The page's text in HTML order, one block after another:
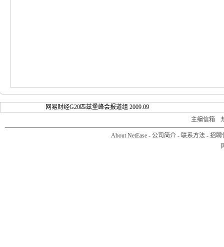
网易财经G20匹兹堡峰会报道组 2009.09
主编信箱
About NetEase - 公司简介 - 联系方法 - 招聘